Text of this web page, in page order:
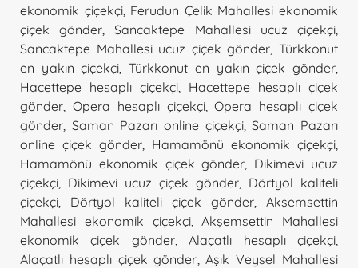
ekonomik çiçekçi, Ferudun Çelik Mahallesi ekonomik
çiçek gönder,Sancaktepe Mahallesi ucuz çiçekçi,
Sancaktepe Mahallesi ucuz çiçek gönder,Türkkonut
en yakın çiçekçi,Türkkonut en yakın çiçek gönder,
Hacettepe hesaplı çiçekçi, Hacettepe hesaplı çiçek
gönder, Opera hesaplı çiçekçi,Opera hesaplı çiçek
gönder, Saman Pazarı online çiçekçi,Saman Pazarı
online çiçek gönder, Hamamönü ekonomik çiçekçi,
Hamamönü ekonomik çiçek gönder, Dikimevi ucuz
çiçekçi, Dikimevi ucuz çiçek gönder, Dörtyol kaliteli
çiçekçi, Dörtyol kaliteli çiçek gönder, Akşemsettin
Mahallesi ekonomik çiçekçi,Akşemsettin Mahallesi
ekonomik çiçek gönder,Alaçatlı hesaplı çiçekçi,
Alaçatlı hesaplı çiçek gönder,Aşık Veysel Mahallesi